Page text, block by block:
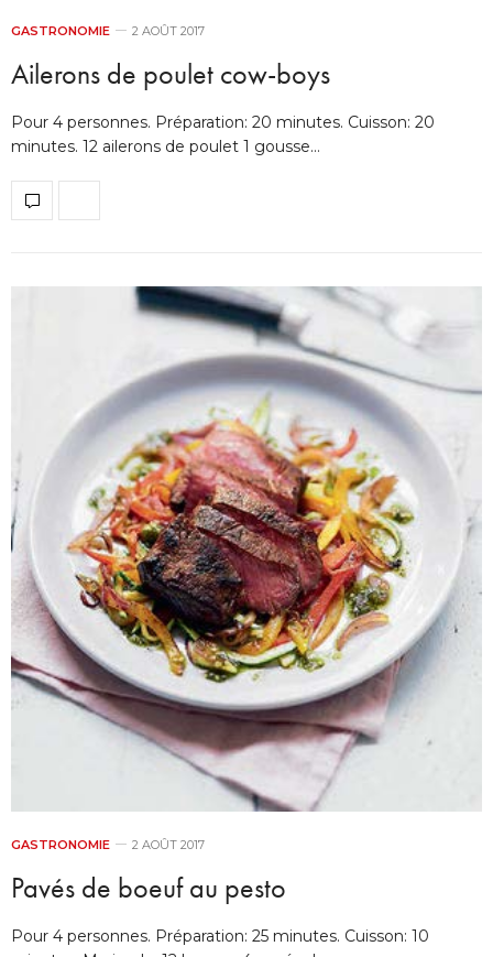
GASTRONOMIE 2 AOÛT 2017
Ailerons de poulet cow-boys
Pour 4 personnes. Préparation: 20 minutes. Cuisson: 20
minutes. 12 ailerons de poulet 1 gousse…
GASTRONOMIE 2 AOÛT 2017
Pavés de boeuf au pesto
Pour 4 personnes. Préparation: 25 minutes. Cuisson: 10